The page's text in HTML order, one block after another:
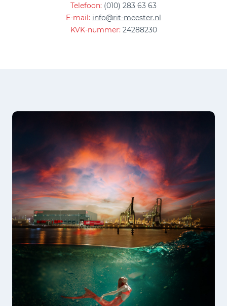
Telefoon: (010) 283 63 63
E-mail: info@rit-meester.nl
KVK-nummer: 24288230